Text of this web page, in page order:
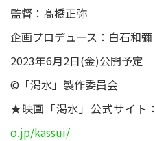
監督：髙橋正弥
企画プロデュース：白石和彌
2023年6月2日(金)公開予定
©「渇水」製作委員会
★映画「渇水」公式サイト：
o.jp/kassui/